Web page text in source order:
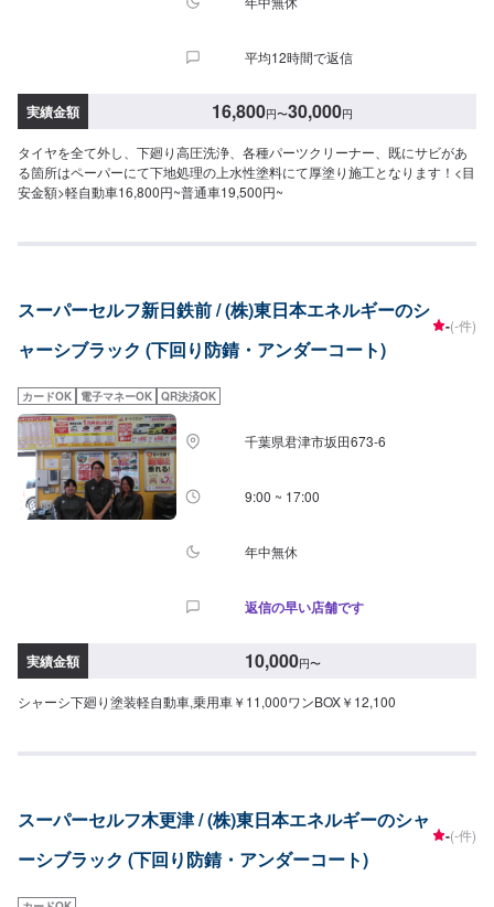
平均12時間で返信
実績金額 16,800円〜30,000円
タイヤを全て外し、下廻り高圧洗浄、各種パーツクリーナー、既にサビがあ
る箇所はペーパーにて下地処理の上水性塗料にて厚塗り施工となります！<目
安金額>軽自動車16,800円~普通車19,500円~
スーパーセルフ新日鉄前 / (株)東日本エネルギーのシ
ャーシブラック (下回り防錆・アンダーコート)
-(-件)
カードOK 電子マネーOK QR決済OK
千葉県君津市坂田673-6
9:00 ~ 17:00
年中無休
返信の早い店舗です
実績金額 10,000円〜
シャーシ下廻り塗装軽自動車,乗用車￥11,000ワンBOX￥12,100
スーパーセルフ木更津 / (株)東日本エネルギーのシャ
ーシブラック (下回り防錆・アンダーコート)
-(-件)